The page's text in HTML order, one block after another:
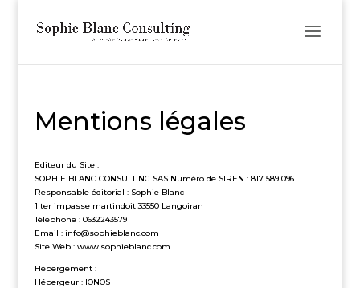
Mentions légales
Editeur du Site :
SOPHIE BLANC CONSULTING SAS Numéro de SIREN : 817 589 096
Responsable éditorial : Sophie Blanc
1 ter impasse martindoit 33550 Langoiran
Téléphone : 0632243579
Email : info@sophieblanc.com
Site Web : www.sophieblanc.com
Hébergement :
Hébergeur : IONOS